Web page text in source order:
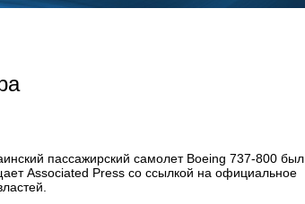
пассажирский самолет Boeing 737-800 был
Associated Press со ссылкой на официальное